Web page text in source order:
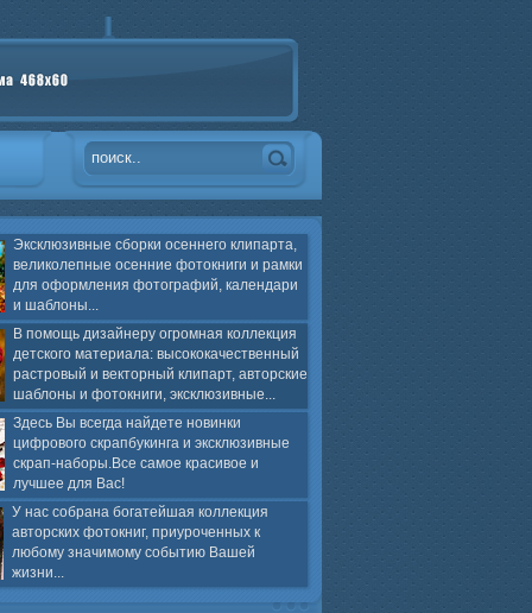
Эксклюзивные сборки осеннего клипарта,
великолепные осенние фотокниги и рамки
для оформления фотографий, календари
и шаблоны...
В помощь дизайнеру огромная коллекция
детского материала: высококачественный
растровый и векторный клипарт, авторские
шаблоны и фотокниги, эксклюзивные...
Здесь Вы всегда найдете новинки
цифрового скрапбукинга и эксклюзивные
скрап-наборы.Все самое красивое и
лучшее для Вас!
У нас собрана богатейшая коллекция
авторских фотокниг, приуроченных к
любому значимому событию Вашей
жизни...